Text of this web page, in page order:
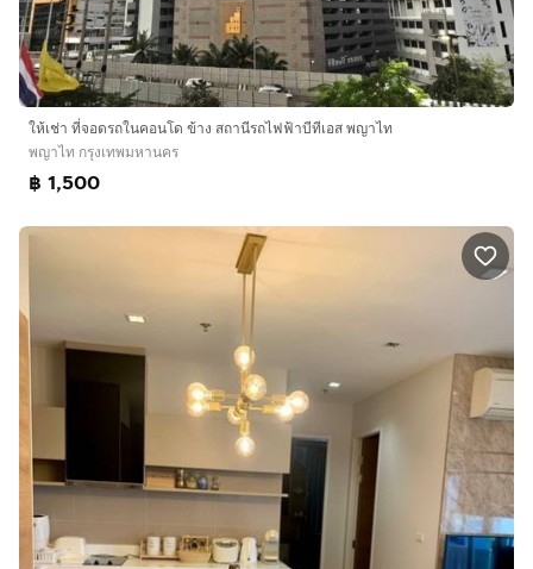
ให้เช่า ที่จอดรถในคอนโด ข้าง สถานีรถไฟฟ้าบีทีเอส พญาไท
พญาไท กรุงเทพมหานคร
฿ 1,500